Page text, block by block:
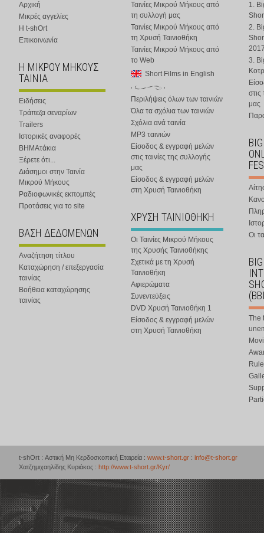
Αρχική
Μικρές αγγελίες
Η t-shOrt
Επικοινωνία
Η ΜΙΚΡΟΥ ΜΗΚΟΥΣ
ΤΑΙΝΙΑ
Ειδήσεις
Τράπεζα σεναρίων
Trailers
Ιστορικές αναφορές
ΒΗΜΑτάκια
Ξέρετε ότι...
Διάσημοι στην Ταινία
Μικρού Μήκους
Ραδιοφωνικές εκπομπές
Προτάσεις για το site
ΒΑΣΗ ΔΕΔΟΜΕΝΩΝ
Αναζήτηση τίτλου
Καταχώρηση / επεξεργασία
ταινίας
Βοήθεια καταχώρησης
ταινίας
Ταινίες Μικρού Μήκους από
τη συλλογή μας
Ταινίες Μικρού Μήκους από
τη Χρυσή Ταινιοθήκη
Ταινίες Μικρού Μήκους από
το Web
Short Films in English
Περιλήψεις όλων των ταινιών
Όλα τα σχόλια των ταινιών
Σχόλια ανά ταινία
MP3 ταινιών
Είσοδος & εγγραφή μελών
στις ταινίες της συλλογής
μας
Είσοδος & εγγραφή μελών
στη Χρυσή Ταινιοθήκη
ΧΡΥΣΗ ΤΑΙΝΙΟΘΗΚΗ
Οι Ταινίες Μικρού Μήκους
της Χρυσής Ταινιοθήκης
Σχετικά με τη Χρυσή
Ταινιοθήκη
Αφιερώματα
Συνεντεύξεις
DVD Χρυσή Ταινιοθήκη 1
Είσοδος & εγγραφή μελών
στη Χρυσή Ταινιοθήκη
1.
2.
3.
στις
μας
Οι
The
t-shOrt : Αστική Μη Κερδοσκοπική Εταιρεία : www.t-short.gr : info@t-short.gr
Χατζημιχαηλίδης Κυριάκος : http://www.t-short.gr/Kyr/